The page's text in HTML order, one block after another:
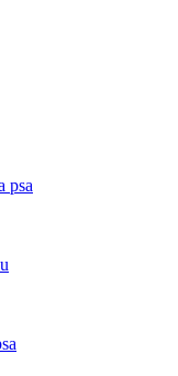
psa